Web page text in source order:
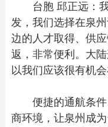
台胞 邱正远：我
发，我们选择在泉
边的人才取得、供
返，非常便利。大
以我们应该很有机
便捷的通航条件
商环境，让泉州成